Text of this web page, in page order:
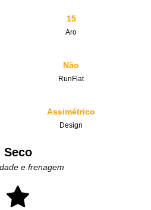
15
Aro
Não
RunFlat
Assimétrico
Design
Seco
e frenagem